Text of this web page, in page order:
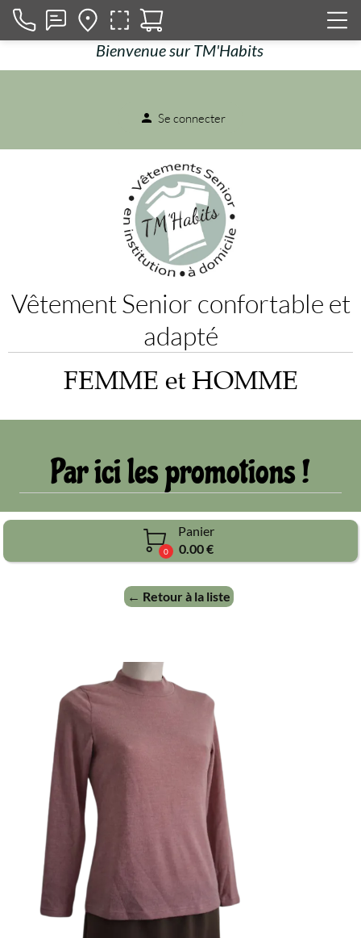
Bienvenue sur TM'Habits
person Se connecter
Vêtement Senior confortable et
adapté
FEMME et HOMME
Par ici les promotions !
0
Panier
0.00 €
← Retour à la liste